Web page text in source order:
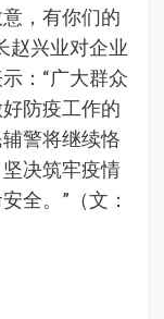
，有你们的
赵兴业对企业
：“广大群众
防疫工作的
警将继续恪
决筑牢疫情
全。”（文：